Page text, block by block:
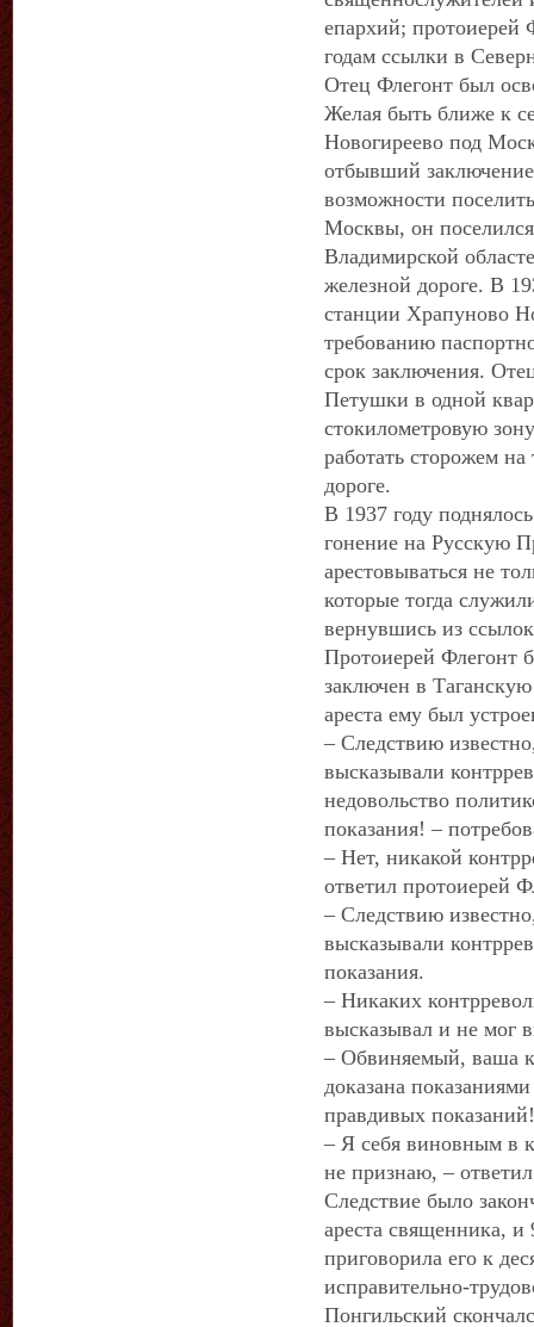
епархий; протоиерей
годам ссылки в
Отец Флегонт был
Желая быть ближе к
Новогиреево под
отбывший
возможности
Москвы, он
Владимирской
железной дороге. В
станции Храпуново
требованию
срок заключения.
Петушки в одной
стокилометровую
работать сторожем
дороге.
В 1937 году
гонение на Русскую
арестовываться не
которые тогда
вернувшись из
Протоиерей Флегонт
заключен в
ареста ему был
– Следствию
высказывали
недовольство
показания! –
– Нет, никакой
ответил протоиерей
– Следствию
высказывали
показания.
– Никаких
высказывал и не мог
– Обвиняемый, ваша
доказана
правдивых
– Я себя виновным в
не признаю, –
Следствие было
ареста священника,
приговорила его к
Понгильский